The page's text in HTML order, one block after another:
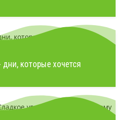
которые хочется